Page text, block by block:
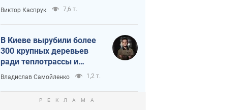
Виктор Каспрук 7,6 т.
В Киеве вырубили более
300 крупных деревьев
ради теплотрассы и
вопреки Генплану
Владислав Самойленко 1,2 т.